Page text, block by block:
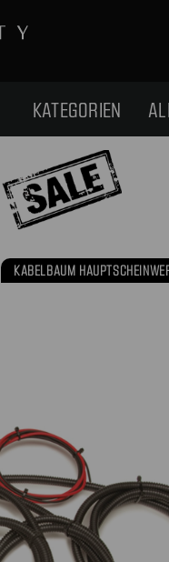
KATEGORIEN
KABELBAUM